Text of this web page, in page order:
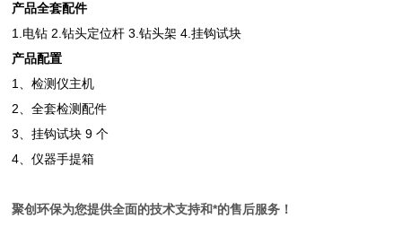
产品全套配件
1.电钻 2.钻头定位杆 3.钻头架 4.挂钩试块
产品配置
1、检测仪主机
2、全套检测配件
3、挂钩试块 9 个
4、仪器手提箱
聚创环保为您提供全面的技术支持和*的售后服务！